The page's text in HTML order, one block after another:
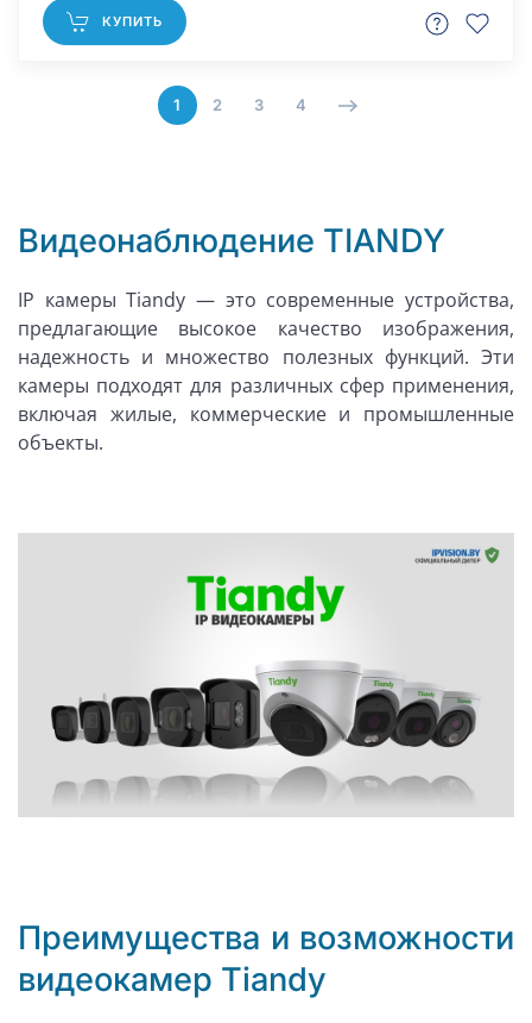
КУПИТЬ
1 2 3 4
Видеонаблюдение TIANDY
IP камеры Tiandy — это современные устройства,
предлагающие высокое качество изображения,
надежность и множество полезных функций. Эти
камеры подходят для различных сфер применения,
включая жилые, коммерческие и промышленные
объекты.
Преимущества и возможности
видеокамер Tiandy